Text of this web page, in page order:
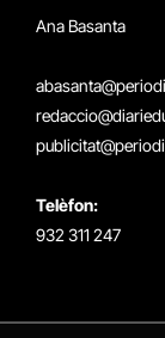
Ana Basanta
Telèfon:
932 311 247